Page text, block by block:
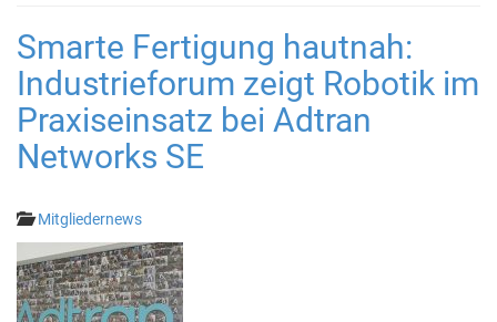
Smarte Fertigung hautnah:
Industrieforum zeigt Robotik im
Praxiseinsatz bei Adtran
Networks SE
Mitgliedernews